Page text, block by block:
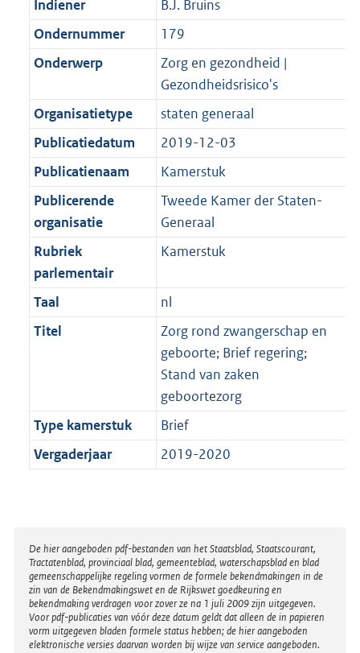
Indiener
B.J. Bruins
Ondernummer
179
Onderwerp
Zorg en gezondheid |
Gezondheidsrisico's
Organisatietype
staten generaal
Publicatiedatum
2019-12-03
Publicatienaam
Kamerstuk
Publicerende
organisatie
Tweede Kamer der Staten-
Generaal
Rubriek
parlementair
Kamerstuk
Taal
nl
Titel
Zorg rond zwangerschap en
geboorte; Brief regering;
Stand van zaken
geboortezorg
Type kamerstuk
Brief
Vergaderjaar
2019-2020
Disclaimer
De hier aangeboden pdf-bestanden van het Staatsblad, Staatscourant,
Tractatenblad, provinciaal blad, gemeenteblad, waterschapsblad en blad
gemeenschappelijke regeling vormen de formele bekendmakingen in de
zin van de Bekendmakingswet en de Rijkswet goedkeuring en
bekendmaking verdragen voor zover ze na 1 juli 2009 zijn uitgegeven.
Voor pdf-publicaties van vóór deze datum geldt dat alleen de in papieren
vorm uitgegeven bladen formele status hebben; de hier aangeboden
elektronische versies daarvan worden bij wijze van service aangeboden.